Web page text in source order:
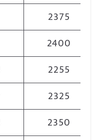
2375
2400
2255
2325
2350